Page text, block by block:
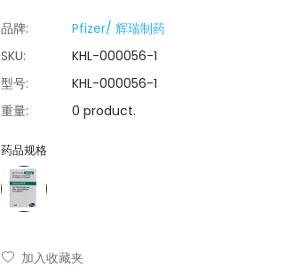
品牌:
Pfizer/ 辉瑞制药
SKU:
KHL-000056-1
型号:
KHL-000056-1
重量:
0 product.
药品规格
加入收藏夹